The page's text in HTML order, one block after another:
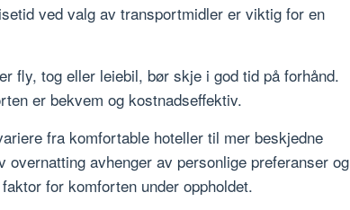
ved valg av transportmidler er viktig for en
fly, tog eller leiebil, bør skje i god tid på forhånd.
er bekvem og kostnadseffektiv.
fra komfortable hoteller til mer beskjedne
overnatting avhenger av personlige preferanser og
for komforten under oppholdet.